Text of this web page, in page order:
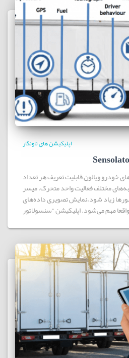
اپلیکیشن های ناونگار
خودرو ویالون قابلیت تعریف هر تعداد
مختلف فعالیت واحد متحرک، میسر
زیاد شود،نمایش تصویری داده‌های